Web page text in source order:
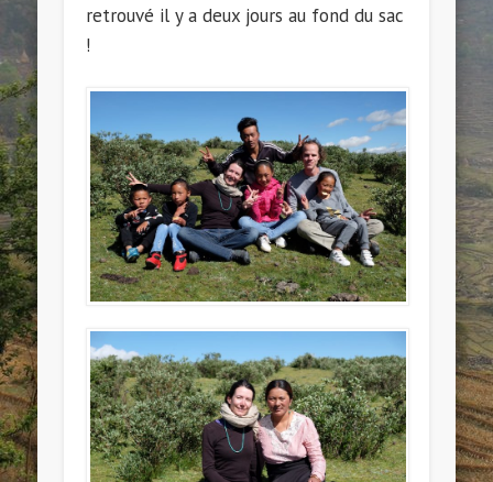
retrouvé il y a deux jours au fond du sac
!